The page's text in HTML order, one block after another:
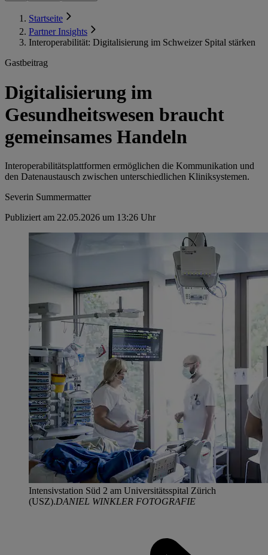
Startseite
Partner Insights
Interoperabilität: Digitalisierung im Schweizer Spital stärken
Gastbeitrag
Digitalisierung im
Gesundheitswesen braucht
gemeinsames Handeln
Interoperabilitätsplattformen ermöglichen die Kommunikation und
den Datenaustausch zwischen unterschiedlichen Kliniksystemen.
Severin Summermatter
Publiziert am 22.05.2026 um 13:26 Uhr
Intensivstation Süd 2 am Universitätsspital Zürich
(USZ).DANIEL WINKLER FOTOGRAFIE